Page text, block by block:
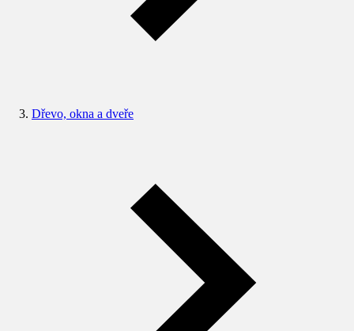
Dřevo, okna a dveře